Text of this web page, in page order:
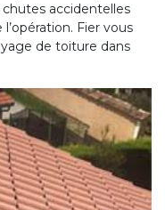
accidentelles
Fier vous
de toiture dans